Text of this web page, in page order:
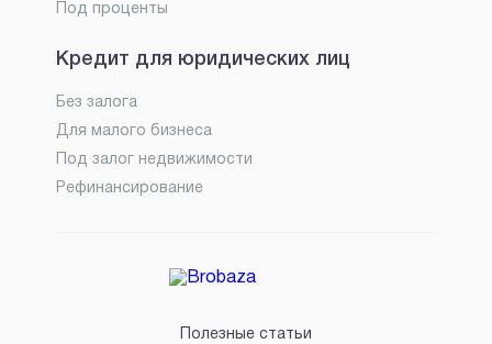
Под проценты
Кредит для юридических лиц
Без залога
Для малого бизнеса
Под залог недвижимости
Рефинансирование
Полезные статьи